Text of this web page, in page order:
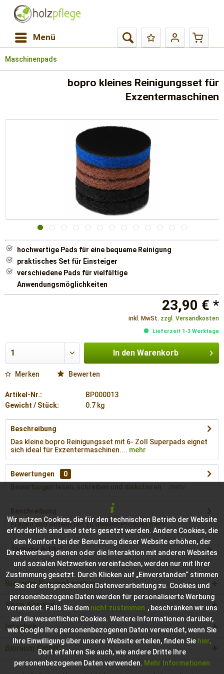
Menü
Maschinenpads
bopro kleines Reinigungsset für
Exzentermaschinen
hochwertige Pads für eine bequeme Reinigung
praktisches Set für Einsteiger
verschiedene Pads für vielfältige
Anwendungsmöglichkeiten
23,90 € *
inkl. MwSt. zzgl. Versandkosten
Lieferzeit 1-3 Werktage
In den Warenkorb
Merken Bewerten
Artikel-Nr.:
BP000013
Gewicht / Stück:
0.7 kg
Beschreibung
Das kleine bopro Reinigungsset mit 6- Zoll Superpads eignet
sich ideal für Exzentermaschinen.... mehr
Bewertungen
0
Bewertungen lesen, schreiben und diskutieren...
mehr
Beschreibung
Fragen und Antworten zu diesem Produktmehr
Ähnliche Artikel
Bioraum Kundenberatung
Shop Service
Infothek
Bioraum GmbH
Wir nutzen Cookies, die für den technischen Betrieb der Website
erforderlich sind und stets gesetzt werden. Andere Cookies, die
den Komfort bei der Benutzung dieser Website erhöhen, der
Direktwerbung dienen oder die Interaktion mit anderen Websites
und sozialen Netzwerken vereinfachen, werden nur mit Ihrer
Zustimmung gesetzt. Durch Klicken auf „Einverstanden“ stimmen
Sie der entsprechenden Datenverarbeitung zu. Cookies und
personenbezogene Daten werden für personalisierte Werbung
verwendet. Falls Sie dem nicht zustimmen , beschränken wir uns
auf die wesentlichen Cookies. Weitere Informationen darüber,
wie Google Ihre personenbezogenen Daten verwendet, wenn Sie
Ihre Einwilligung über unsere Website erteilen, finden Sie hier.
Dort erfahren Sie auch, wie andere Dritte Ihre
personenbezogenen Daten verwenden. Mehr Informationen